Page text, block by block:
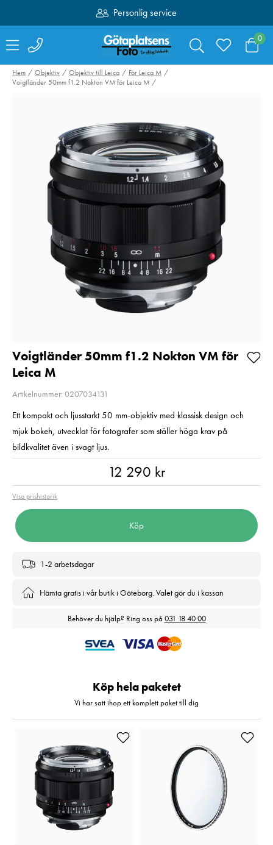
Personlig service
Fri frakt över 1000:-
0
OM SYSTEM BLX-1
Batteri
Pris:999 kr
999 kr
I lager
Peak Design
Hem Objektiv Objektiv till Leica
För Leica M
Voigtländer 50mm f1.2 Nokton VM för Leica M
Voigtländer 50mm f1.2 Nokton VM för
Leica M
Artikelnummer: 0207034131
Ett kompakt och ljusstarkt 50 mm-objektiv med klassisk design och
mjuk bokeh, utvecklat för fotografer som ställer höga krav på
bildkvalitet även i svagt ljus.
12 290 kr
Visa prishistorik
Köp
1-2 arbetsdagar
Hämta gratis i vår butik i Göteborg. Valet gör du i kassan
Behöver du hjälp? Ring oss på 031 18 40 00
Köp hela paketet
Vi har satt ihop ett komplett paket till dig